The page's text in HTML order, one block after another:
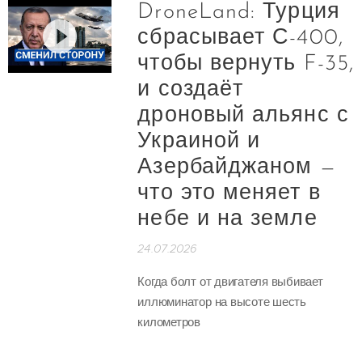
DroneLand: Турция
сбрасывает С-400,
чтобы вернуть F-35,
и создаёт
дроновый альянс с
Украиной и
Азербайджаном —
что это меняет в
небе и на земле
24.07.2026
Когда болт от двигателя выбивает
иллюминатор на высоте шесть
километров